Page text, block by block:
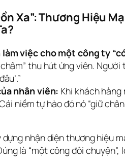
Xa”: Thương Hiệu
việc cho một công ty
thu hút ứng viên.
nhân viên: Khi khách hàng
niềm tự hào đó nó “giữ
dựng nhận diện thương hiệu
là “một công đôi chuyện”,